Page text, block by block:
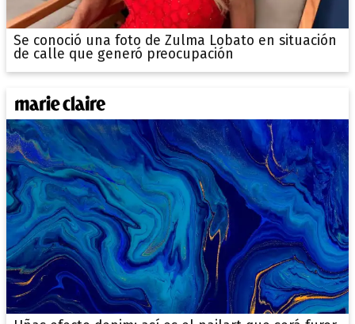
Se conoció una foto de Zulma Lobato en situación
de calle que generó preocupación